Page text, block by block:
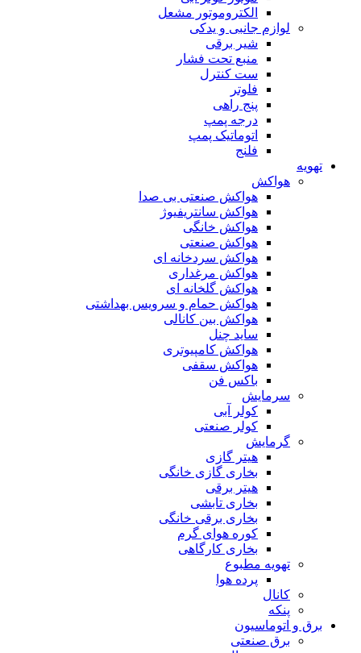
الکتروموتور مشعل
لوازم جانبی و یدکی
شیر برقی
منبع تحت فشار
ست کنترل
فلوتر
پنج راهی
درجه پمپ
اتوماتیک پمپ
فلنج
تهویه
هواکش
هواکش صنعتی بی صدا
هواکش سانتریفیوژ
هواکش خانگی
هواکش صنعتی
هواکش سردخانه ای
هواکش مرغداری
هواکش گلخانه ای
هواکش حمام و سرویس بهداشتی
هواکش بین کانالی
ساید چنل
هواکش کامپیوتری
هواکش سقفی
باکس فن
سرمایش
کولر آبی
کولر صنعتی
گرمایش
هیتر گازی
بخاری گازی خانگی
هیتر برقی
بخاری تابشی
بخاری برقی خانگی
کوره هوای گرم
بخاری کارگاهی
تهویه مطبوع
پرده هوا
کانال
پنکه
برق و اتوماسیون
برق صنعتی